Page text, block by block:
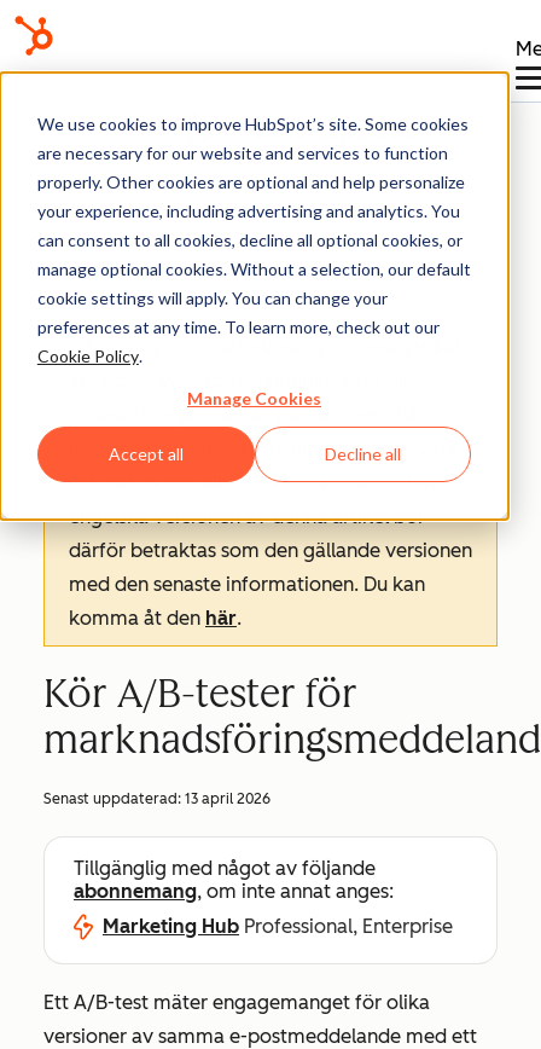
We use cookies to improve HubSpot’s site. Some cookies
are necessary for our website and services to function
properly. Other cookies are optional and help personalize
your experience, including advertising and analytics. You
can consent to all cookies, decline all optional cookies, or
manage optional cookies. Without a selection, our default
cookie settings will apply. You can change your
preferences at any time. To learn more, check out our
Cookie Policy.
Manage Cookies
Accept all Decline all
Kunskapsbas
Marknadsförings-e-post
Observera: Översättningen av denna artikel
Översättningen har skapats automatiskt
med hjälp av en översättningsprogramvara
och har eventuellt inte korrekturlästs. Den
engelska versionen av denna artikel bör
därför betraktas som den gällande versionen
med den senaste informationen. Du kan
komma åt den här.
Kör A/B-tester för
Senast uppdaterad: 13 april 2026
Tillgänglig med något av följande
abonnemang, om inte annat anges:
Marketing Hub Professional, Enterprise
Ett A/B-test mäter engagemanget för olika
versioner av samma e-postmeddelande med ett